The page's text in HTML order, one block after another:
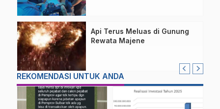
Api Terus Meluas di Gunung
Rewata Majene
REKOMENDASI UNTUK ANDA